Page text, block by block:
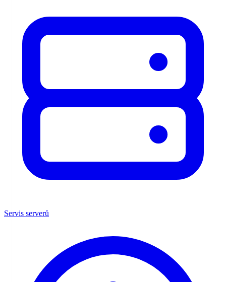
Servis serverů